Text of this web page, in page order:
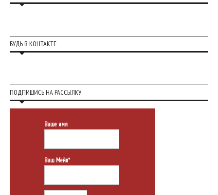
БУДЬ В КОНТАКТЕ
ПОДПИШИСЬ НА РАССЫЛКУ
Ваше имя
Ваш Мейл*